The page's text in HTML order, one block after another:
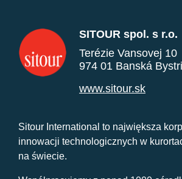
SITOUR spol. s r.o.
Terézie Vansovej 10
974 01 Banská
www.sitour.sk
Sitour International to największa
innowacji technologicznych w
na świecie.